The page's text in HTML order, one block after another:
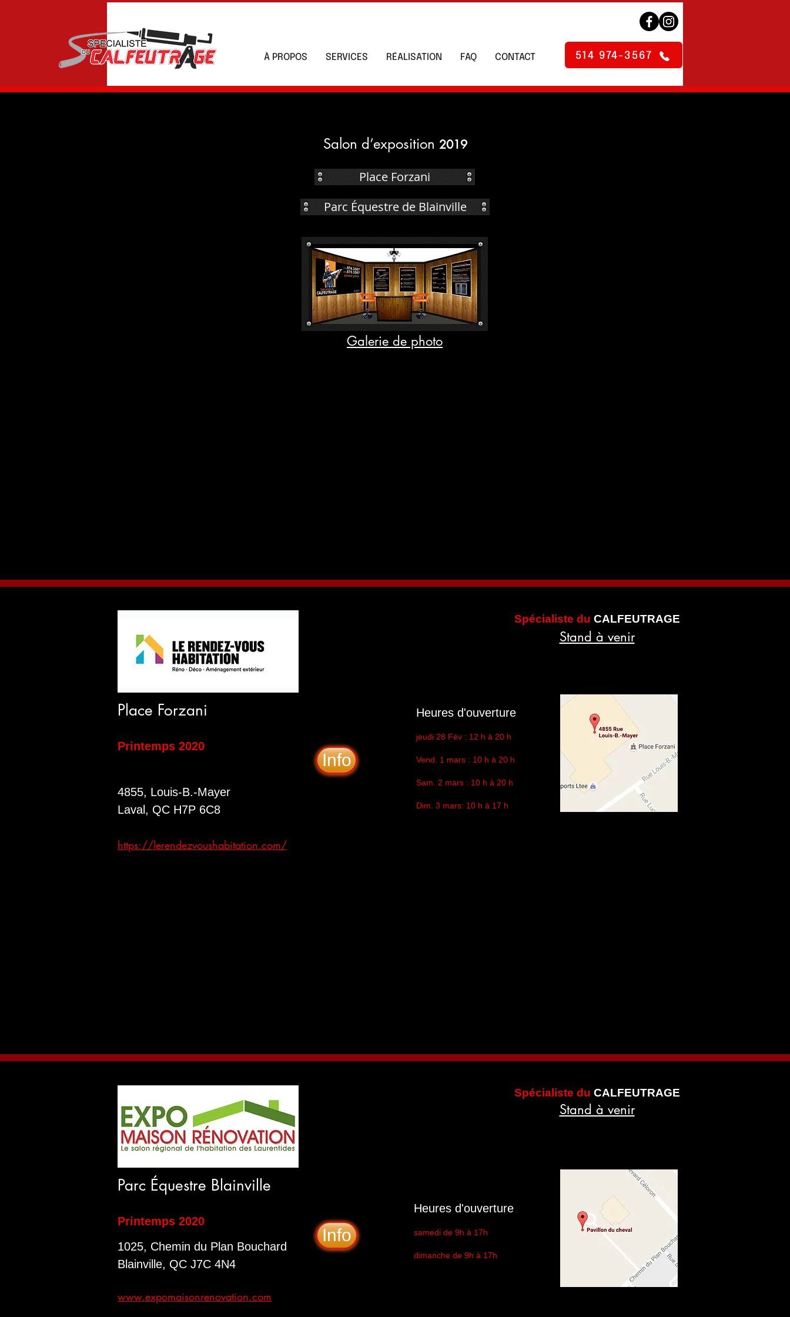
À PROPOS SERVICES RÉALISATION FAQ CONTACT 514 974-3567
Salon d’exposition 2019
Place Forzani
Parc Équestre de Blainville
Galerie de photo
Place Forzani
Printemps 2020
4855, Louis-B.-Mayer
Laval, QC H7P 6C8
Info
https://lerendezvoushabitation.com/
Spécialiste du CALFEUTRAGE
Stand à venir
Heures d'ouverture
jeudi 28 Fév : 12 h à 20 h
Vend. 1 mars : 10 h à 20 h
Sam. 2 mars : 10 h à 20 h
Dim. 3 mars: 10 h à 17 h
Stand à venir
Parc Équestre Blainville
Printemps 2020
1025, Chemin du Plan Bouchard
Blainville, QC J7C 4N4
Info
www.expomaisonrenovation.com
Heures d'ouverture
samedi de 9h à 17h
dimanche de 9h à 17h
Spécialiste du CALFEUTRAGE